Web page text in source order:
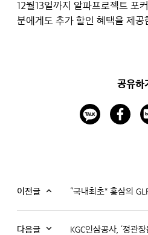
12월13일까지 알파프로젝트 포
분에게도 추가 할인 혜택을 제공
공유하
이전글
다음글